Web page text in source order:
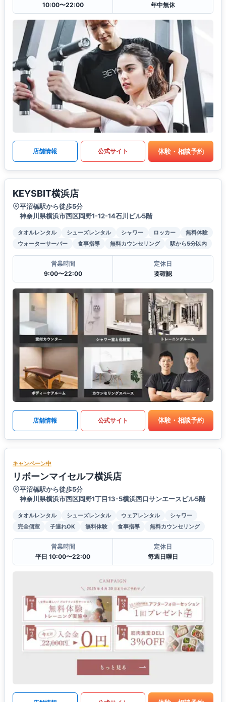
10:00〜22:00
年中無休
店舗情報 公式サイト 体験・相談予約
KEYSBIT横浜店
平沼橋駅から徒歩5分
神奈川県横浜市西区岡野1-12-14石川ビル5階
タオルレンタル シューズレンタル シャワー ロッカー
無料体験
ウォーターサーバー
食事指導 無料カウンセリング 駅から5分以内
営業時間
9:00〜22:00
定休日
要確認
店舗情報 公式サイト 体験・相談予約
キャンペーン中
リボーンマイセルフ横浜店
平沼橋駅から徒歩5分
神奈川県横浜市西区岡野1丁目13-5横浜西口サンエースビル5階
タオルレンタル シューズレンタル ウェアレンタル
シャワー
完全個室
子連れOK 無料体験 食事指導 無料カウンセリング
営業時間
平日 10:00〜22:00
定休日
毎週日曜日